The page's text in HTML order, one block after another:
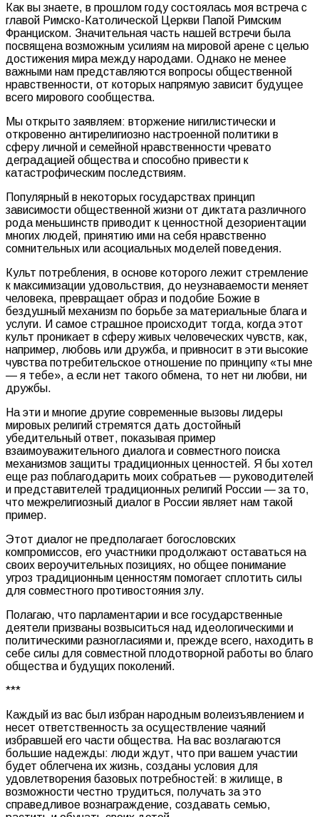
Как вы знаете, в прошлом году состоялась моя встреча с
главой Римско-Католической Церкви Папой Римским
Франциском. Значительная часть нашей встречи была
посвящена возможным усилиям на мировой арене с целью
достижения мира между народами. Однако не менее
важными нам представляются вопросы общественной
нравственности, от которых напрямую зависит будущее
всего мирового сообщества.
Мы открыто заявляем: вторжение нигилистически и
откровенно антирелигиозно настроенной политики в
сферу личной и семейной нравственности чревато
деградацией общества и способно привести к
катастрофическим последствиям.
Популярный в некоторых государствах принцип
зависимости общественной жизни от диктата различного
рода меньшинств приводит к ценностной дезориентации
многих людей, принятию ими на себя нравственно
сомнительных или асоциальных моделей поведения.
Культ потребления, в основе которого лежит стремление
к максимизации удовольствия, до неузнаваемости меняет
человека, превращает образ и подобие Божие в
бездушный механизм по борьбе за материальные блага и
услуги. И самое страшное происходит тогда, когда этот
культ проникает в сферу живых человеческих чувств, как,
например, любовь или дружба, и привносит в эти высокие
чувства потребительское отношение по принципу «ты мне
— я тебе», а если нет такого обмена, то нет ни любви, ни
дружбы.
На эти и многие другие современные вызовы лидеры
мировых религий стремятся дать достойный
убедительный ответ, показывая пример
взаимоуважительного диалога и совместного поиска
механизмов защиты традиционных ценностей. Я бы хотел
еще раз поблагодарить моих собратьев — руководителей
и представителей традиционных религий России — за то,
что межрелигиозный диалог в России являет нам такой
пример.
Этот диалог не предполагает богословских
компромиссов, его участники продолжают оставаться на
своих вероучительных позициях, но общее понимание
угроз традиционным ценностям помогает сплотить силы
для совместного противостояния злу.
Полагаю, что парламентарии и все государственные
деятели призваны возвыситься над идеологическими и
политическими разногласиями и, прежде всего, находить в
себе силы для совместной плодотворной работы во благо
общества и будущих поколений.
***
Каждый из вас был избран народным волеизъявлением и
несет ответственность за осуществление чаяний
избравшей его части общества. На вас возлагаются
большие надежды: люди ждут, что при вашем участии
будет облегчена их жизнь, созданы условия для
удовлетворения базовых потребностей: в жилище, в
возможности честно трудиться, получать за это
справедливое вознаграждение, создавать семью,